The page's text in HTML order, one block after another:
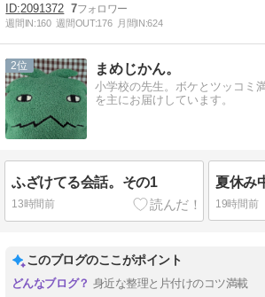
2091372 7
週間IN:160 週間OUT:176 月間IN:624
2 まめじかん。
小学校の先生。ボケとツッコミ
を主にお届けしています。
ふざけてる会話。その1
13時間前
夏休み
19時間前
このブログのここがポイント
身近な整理と片付けのコツ満載